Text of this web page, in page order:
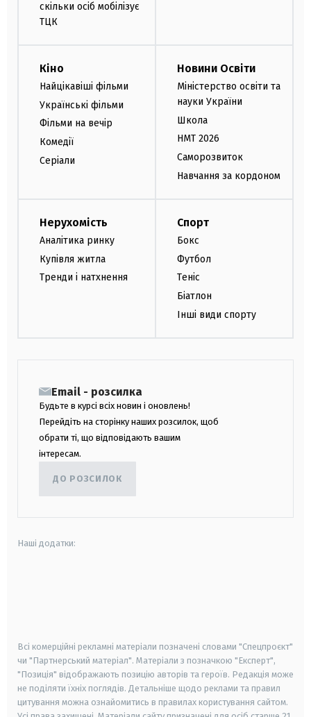
скільки осіб мобілізує
ТЦК
Кіно
Найцікавіші фільми
Українські фільми
Фільми на вечір
Комедії
Серіали
Новини Освіти
Міністерство освіти та
науки України
Школа
НМТ 2026
Саморозвиток
Навчання за кордоном
Нерухомість
Аналітика ринку
Купівля житла
Тренди і натхнення
Спорт
Бокс
Футбол
Теніс
Біатлон
Інші види спорту
Email - розсилка
Будьте в курсі всіх новин і оновлень!
Перейдіть на сторінку наших розсилок, щоб
обрати ті, що відповідають вашим
інтересам.
ДО РОЗСИЛОК
Наші додатки:
Всі комерційні рекламні матеріали позначені словами "Спецпроєкт"
чи "Партнерський матеріал". Матеріали з позначкою "Експерт",
"Позиція" відображають позицію авторів та героїв. Редакція може
не поділяти їхніх поглядів. Детальніше щодо реклами та правил
цитування можна ознайомитись в правилах користування сайтом.